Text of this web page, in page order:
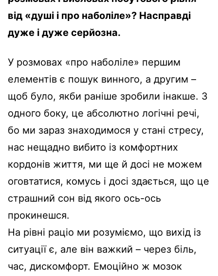
від «душі і про наболіле»? Насправді
дуже і дуже серйозна.
У розмовах «про наболіле» першим
елементів є пошук винного, а другим –
щоб було, якби раніше зробили інакше. З
одного боку, це абсолютно логічні речі,
бо ми зараз знаходимося у стані стресу,
нас нещадно вибито із комфортних
кордонів життя, ми ще й досі не можем
оговтатися, комусь і досі здається, що це
страшний сон від якого ось-ось
прокинешся.
На рівні раціо ми розуміємо, що вихід із
ситуації є, але він важкий – через біль,
час, дискомфорт. Емоційно ж мозок